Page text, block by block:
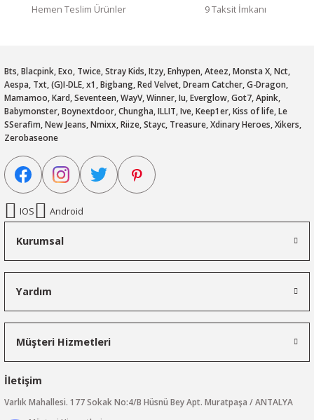
Hemen Teslim Ürünler 9 Taksit İmkanı
Bts, Blacpink, Exo, Twice, Stray Kids, Itzy, Enhypen, Ateez, Monsta X, Nct,
Aespa, Txt, (G)I-DLE, x1, Bigbang, Red Velvet, Dream Catcher, G-Dragon,
Mamamoo, Kard, Seventeen, WayV, Winner, Iu, Everglow, Got7, Apink,
Babymonster, Boynextdoor, Chungha, ILLIT, Ive, Keep1er, Kiss of life, Le
SSerafim, New Jeans, Nmixx, Riize, Stayc, Treasure, Xdinary Heroes, Xikers,
Zerobaseone
IOS Android
Kurumsal
Yardım
Müşteri Hizmetleri
İletişim
Varlık Mahallesi. 177 Sokak No:4/B Hüsnü Bey Apt. Muratpaşa / ANTALYA